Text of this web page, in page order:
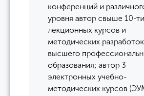
конференций и
уровня автор свыше 10-ти
лекционных курсов и
методических
высшего
образования; автор 3
электронных учебно-
методических курсов